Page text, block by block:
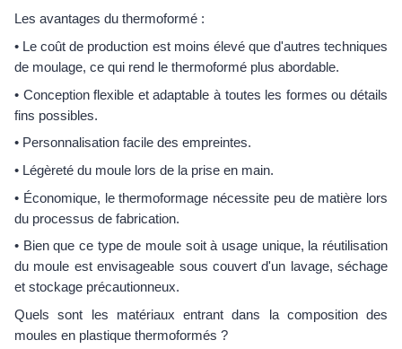
Les avantages du thermoformé :
• Le coût de production est moins élevé que d'autres techniques
de moulage, ce qui rend le thermoformé plus abordable.
• Conception flexible et adaptable à toutes les formes ou détails
fins possibles.
• Personnalisation facile des empreintes.
• Légèreté du moule lors de la prise en main.
• Économique, le thermoformage nécessite peu de matière lors
du processus de fabrication.
• Bien que ce type de moule soit à usage unique, la réutilisation
du moule est envisageable sous couvert d'un lavage, séchage
et stockage précautionneux.
Quels sont les matériaux entrant dans la composition des
moules en plastique thermoformés ?